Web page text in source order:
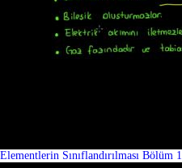
Elementlerin Sınıflandırılması Bölüm 1